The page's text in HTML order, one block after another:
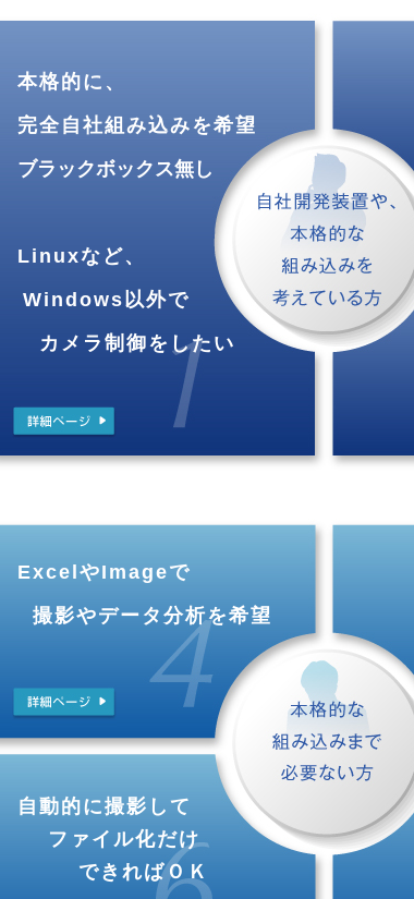
本格的に、
完全自社組み込みを希望
ブラックボックス無し
Linuxなど、
Windows以外で
カメラ制御をしたい
ExcelやImageで
撮影やデータ分析を希望
自動的に撮影して
ファイル化だけ
できればＯＫ